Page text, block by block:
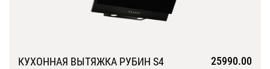
КУХОННАЯ ВЫТЯЖКА РУБИН S4 25990.00